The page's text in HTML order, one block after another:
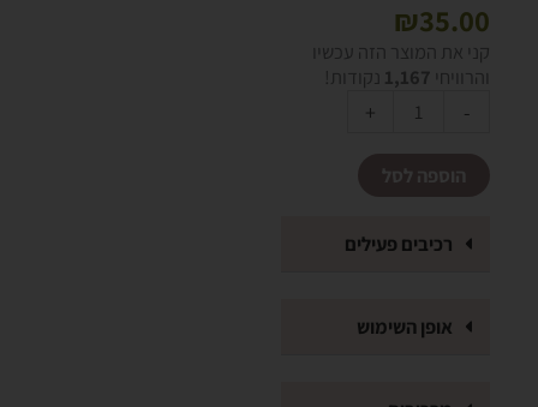
₪35.00
קני את המוצר הזה עכשיו
והרוויחי 1,167 נקודות!
-
כמות
של
ארומתרפי
+
רכיבים פעילים
אופן השימוש